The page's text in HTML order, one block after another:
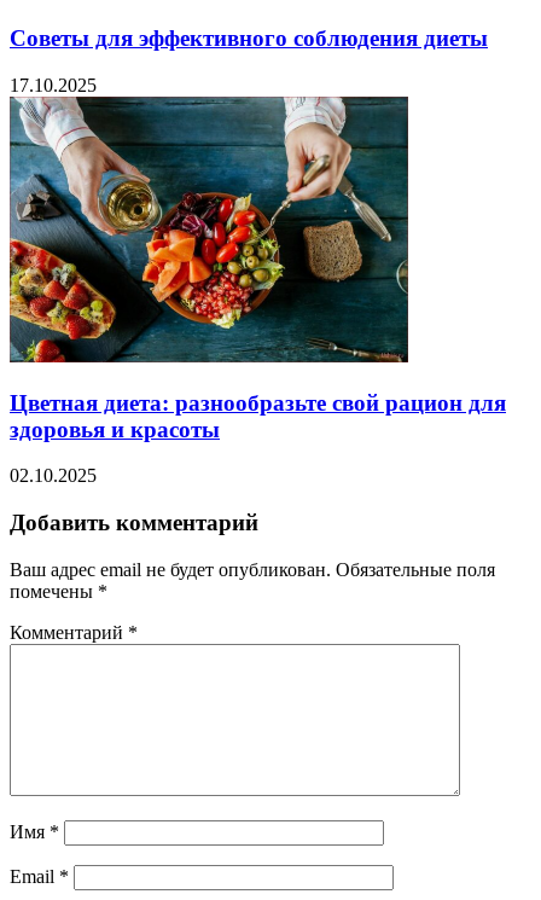
Советы для эффективного соблюдения диеты
17.10.2025
Цветная диета: разнообразьте свой рацион для
здоровья и красоты
02.10.2025
Добавить комментарий
Ваш адрес email не будет опубликован. Обязательные поля
помечены *
Комментарий *
Имя *
Email *